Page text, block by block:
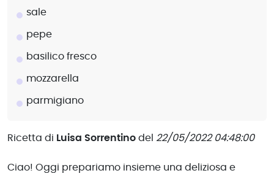
Ricetta di Luisa Sorrentino del 22/05/2022 04:48:00
Ciao! Oggi prepariamo insieme una deliziosa e
sale
pepe
basilico fresco
mozzarella
parmigiano